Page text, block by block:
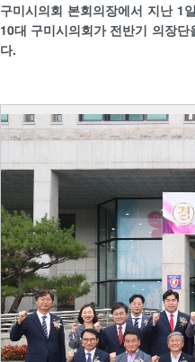
구미시의회 본회의장에서 지난 1
10대 구미시의회가 전반기 의장
다.